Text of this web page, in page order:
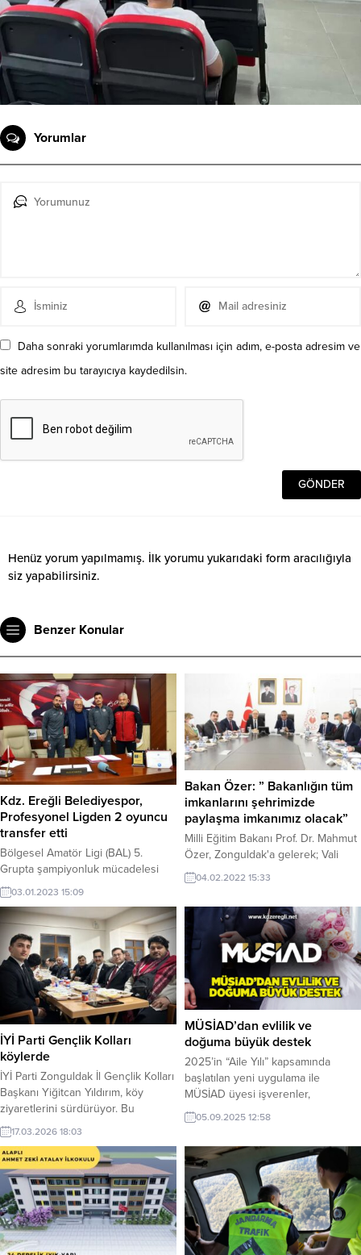
Yorumlar
Daha sonraki yorumlarımda kullanılması için adım, e-posta adresim ve
site adresim bu tarayıcıya kaydedilsin.
Henüz yorum yapılmamış. İlk yorumu yukarıdaki form aracılığıyla
siz yapabilirsiniz.
Benzer Konular
Kdz. Ereğli Belediyespor,
Profesyonel Ligden 2 oyuncu
transfer etti
Bölgesel Amatör Ligi (BAL) 5.
Grupta şampiyonluk mücadelesi
veren Kdz. Ereğli Belediyespor
devre arasında kadrosuna 2 yeni
takviye yaptı. Belediye Başkanı ve
Kulüp Başkanı Halil Posbıyık,
profesyonel ligden transfer edilen
kaleci Ersel Çetinkaya ve stoper
Yusuf Orhan ile sözleşme imzaladı.
03.01.2023 15:09
Bakan Özer: ” Bakanlığın tüm
imkanlarını şehrimizde
paylaşma imkanımız olacak”
Milli Eğitim Bakanı Prof. Dr. Mahmut
Özer, Zonguldak'a gelerek; Vali
Mustafa Tutulmaz'ı ziyaret etti.
Ardından Zonguldak İl Eğitim
değerlendirme toplantısına katıldı.
04.02.2022 15:33
İYİ Parti Gençlik Kolları
köylerde
İYİ Parti Zonguldak İl Gençlik Kolları
Başkanı Yiğitcan Yıldırım, köy
ziyaretlerini sürdürüyor. Bu
kapsamda Ereğli ilçesi Şamlar Köyü
Manaşlı Mahallesi’nde, Gençlik
Kollarına yeni katılan Mustafa
Karakaya’nın ailesi tarafından
düzenlenen iftar programına
gençlik kolları yöneticileri katıldı.
17.03.2026 18:03
MÜSİAD’dan evlilik ve
doğuma büyük destek
2025’in “Aile Yılı” kapsamında
başlatılan yeni uygulama ile
MÜSİAD üyesi işverenler,
evlenecek çalışanlarına 3, çocuk
sahibi olacak çalışanlarına ise 2 net
Projeden 300 bini aşkın çalışanın
faydalanması bekleniyor.
05.09.2025 12:58